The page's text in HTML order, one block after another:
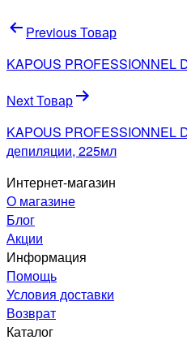
Навигация
по
записям
Previous Товар
KAPOUS PROFESSIONNEL
Next Товар
KAPOUS PROFESSIONNEL
депиляции, 225мл
Интернет-магазин
О магазине
Блог
Акции
Информация
Помощь
Условия доставки
Возврат
Каталог